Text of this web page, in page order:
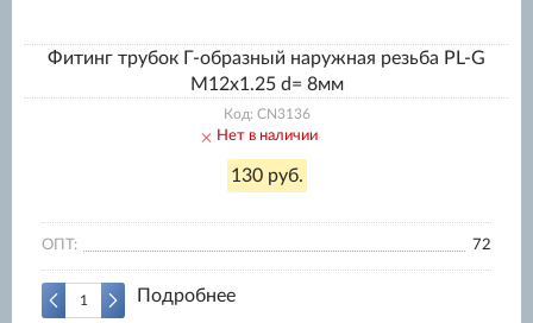
Фитинг трубок Г-образный наружная резьба PL-G
M12x1.25 d= 8мм
Код: CN3136
Нет в наличии
130 руб.
ОПТ: 72
Подробнее